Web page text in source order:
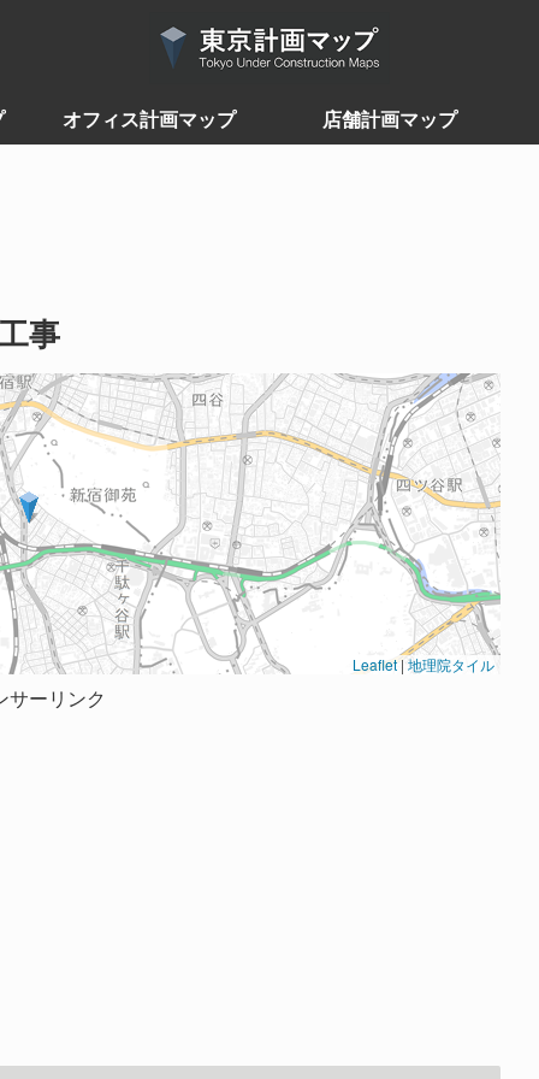
オフィス計画マップ 店舗計画マップ
事
Leaflet | 地理院タイル
サーリンク